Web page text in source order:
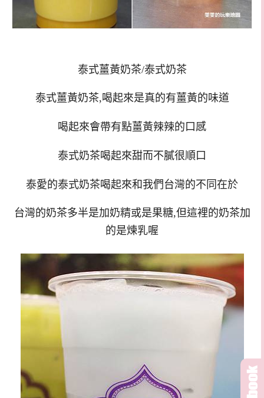
泰式薑黃奶茶/泰式奶茶
泰式薑黃奶茶,喝起來是真的有薑黃的味道
喝起來會帶有點薑黃辣辣的口感
泰式奶茶喝起來甜而不膩很順口
泰愛的泰式奶茶喝起來和我們台灣的不同在於
台灣的奶茶多半是加奶精或是果糖,但這裡的奶茶加
的是煉乳喔